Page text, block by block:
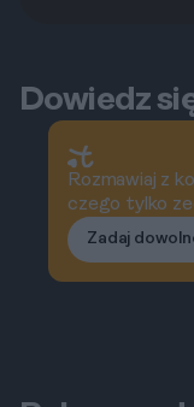
Dowiedz
Rozmawiaj z
czego tylko
Zadaj